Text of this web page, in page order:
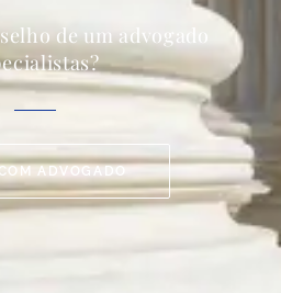
de um advogado
ADVOGADO